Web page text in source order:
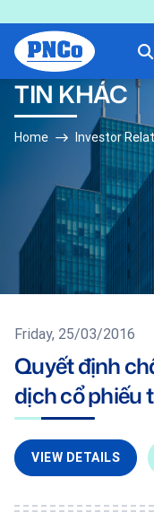
TIN KHÁC
Home Investor
Friday, 25/03/2016
Quyết định
dịch cổ phiếu
VIEW DETAILS